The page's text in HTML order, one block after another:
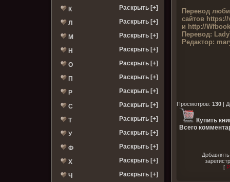
К Раскрыть [+]
Л Раскрыть [+]
М Раскрыть [+]
Н Раскрыть [+]
О Раскрыть [+]
П Раскрыть [+]
Р Раскрыть [+]
С Раскрыть [+]
Т Раскрыть [+]
У Раскрыть [+]
Ф Раскрыть [+]
Х Раскрыть [+]
Ч Раскрыть [+]
Перевод
сайтов https://
и http://
Перевод:
Редактор:
Просмотров:130 |
Купить
Всего
[